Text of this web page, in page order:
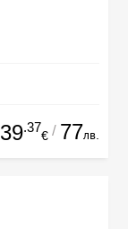
39.37
€ / 77лв.